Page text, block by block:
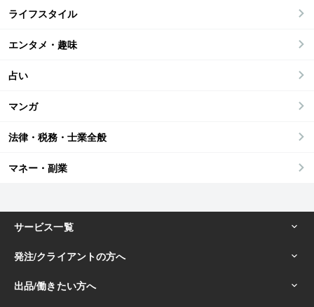
ライフスタイル
エンタメ・趣味
占い
マンガ
法律・税務・士業全般
マネー・副業